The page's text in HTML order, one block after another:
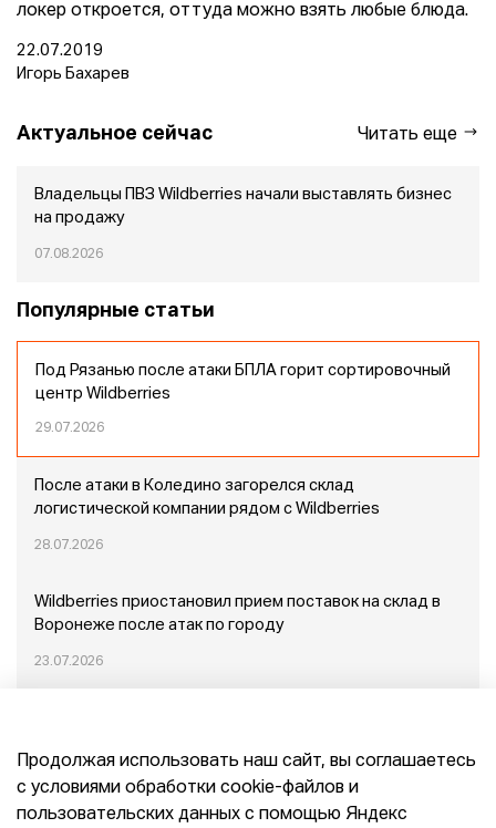
локер откроется, оттуда можно взять любые блюда.
22.07.2019
Игорь Бахарев
Актуальное сейчас Читать еще
Владельцы ПВЗ Wildberries начали выставлять бизнес
на продажу
07.08.2026
Популярные статьи
Под Рязанью после атаки БПЛА горит сортировочный
центр Wildberries
29.07.2026
После атаки в Коледино загорелся склад
логистической компании рядом с Wildberries
28.07.2026
Wildberries приостановил прием поставок на склад в
Воронеже после атак по городу
23.07.2026
Продолжая использовать наш сайт, вы соглашаетесь
с условиями обработки cookie-файлов и
пользовательских данных с помощью Яндекс